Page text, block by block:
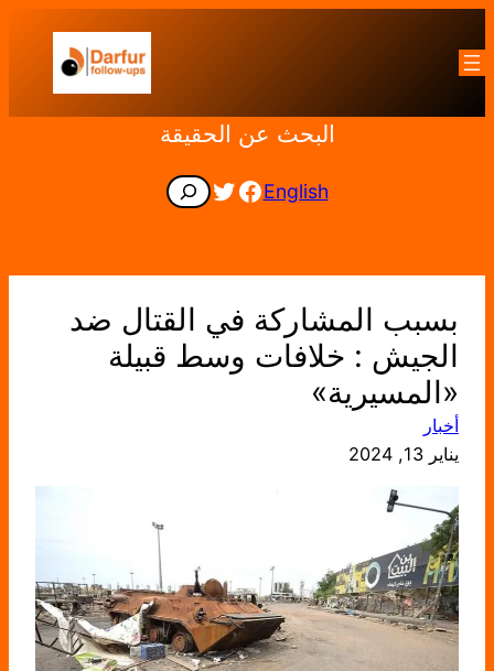
إلى
المحتوى
البحث عن الحقيقة
English
Facebook
Twitter
Search
بسبب المشاركة في القتال ضد
الجيش : خلافات وسط قبيلة
«المسيرية»
أخبار
يناير 13, 2024